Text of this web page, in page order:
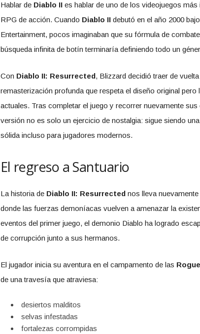
Hablar de Diablo IIes hablar de uno de los videojuegos más
RPG de acción. Cuando Diablo IIdebutó en el año 2000
Entertainment, pocos imaginaban que su fórmula de
búsqueda infinita de botín terminaría definiendo todo un
Con Diablo II: Resurrected, Blizzard decidió traer de
remasterización profunda que respeta el diseño original
actuales. Tras completar el juego y recorrer nuevamente
versión no es solo un ejercicio de nostalgia: sigue siendo
sólida incluso para jugadores modernos.
El regreso a Santuario
La historia de Diablo II: Resurrectednos lleva
donde las fuerzas demoníacas vuelven a amenazar la
eventos del primer juego, el demonio Diablo ha logrado
de corrupción junto a sus hermanos.
El jugador inicia su aventura en el campamento de las
de una travesía que atraviesa:
desiertos malditos
selvas infestadas
fortalezas corrompidas